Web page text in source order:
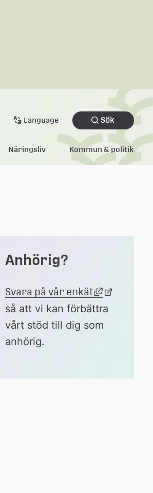
Language Sök
Näringsliv Kommun & politik
Anhörig?
Svara på vår enkät Länk till
Länk
till
extern
så att vi kan förbättra
vårt stöd till dig som
anhörig.